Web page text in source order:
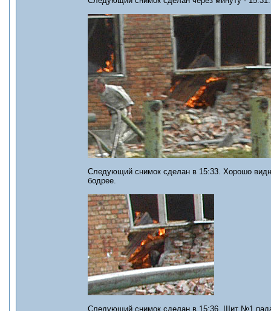
Следующий снимок сделан в 15:33. Хорошо
бодрее.
Следующий снимок сделан в 15:36. Щит №1